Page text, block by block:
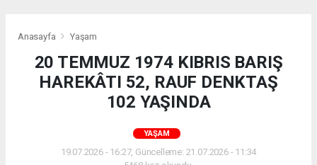
Anasayfa Yaşam
20 TEMMUZ 1974 KIBRIS BARIŞ
HAREKÂTI 52, RAUF DENKTAŞ
102 YAŞINDA
YAŞAM
19.07.2026 - 16:27, Güncelleme: 21.07.2026 - 11:34